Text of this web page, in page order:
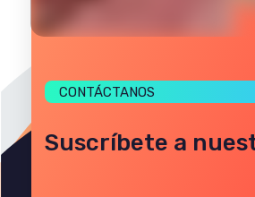
CONTÁCTANOS
Suscríbete a